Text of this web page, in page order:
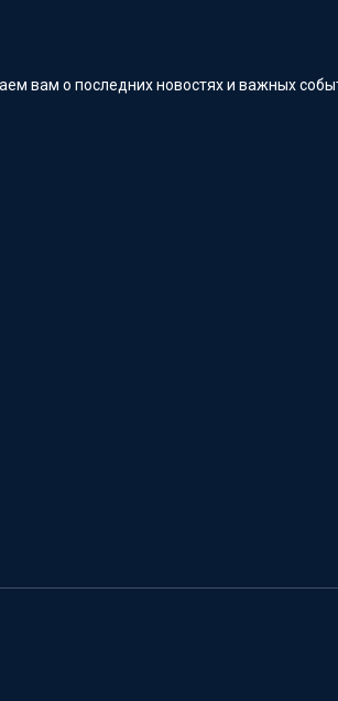
вам о последних новостях и важных